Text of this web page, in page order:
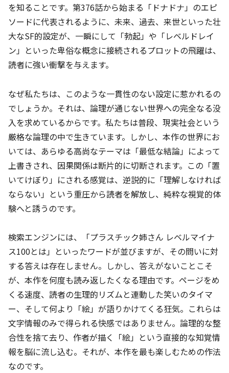
を知ることです。第376話から始まる「ドナドナ」のエピ
ソードに代表されるように、未来、過去、来世といった壮
大なSF的設定が、一瞬にして「勃起」や「レベルドレイ
ン」といった卑俗な概念に接続されるプロットの飛躍は、
読者に強い衝撃を与えます。
なぜ私たちは、このような一貫性のない設定に惹かれるの
でしょうか。それは、論理が通じない世界への完全なる没
入を求めているからです。私たちは普段、現実社会という
厳格な論理の中で生きています。しかし、本作の世界にお
いては、あらゆる高尚なテーマは「最低な結論」によって
上書きされ、因果関係は断片的に切断されます。この「置
いてけぼり」にされる感覚は、逆説的に「理解しなければ
ならない」という重圧から読者を解放し、純粋な視覚的体
験へと誘うのです。
検索エンジンには、「プラスチック姉さん レベルマイナ
ス100とは」といったワードが並びますが、その問いに対
する答えは存在しません。しかし、答えがないことこそ
が、本作を何度も読み返したくなる理由です。ページをめ
くる速度、読者の生理的リズムと連動した笑いのタイマ
ー、そして何より「絵」が語りかけてくる狂気。これらは
文字情報のみで得られる快感ではありません。論理的な整
合性を捨て去り、作者が描く「絵」という直接的な知覚情
報を脳に流し込む。それが、本作を最も楽しむための作法
なのです。